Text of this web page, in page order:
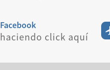
Facebook
haciendo click aquí